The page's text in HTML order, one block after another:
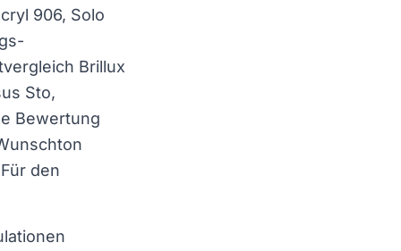
906, Solo
Brillux
Sto,
Bewertung
den